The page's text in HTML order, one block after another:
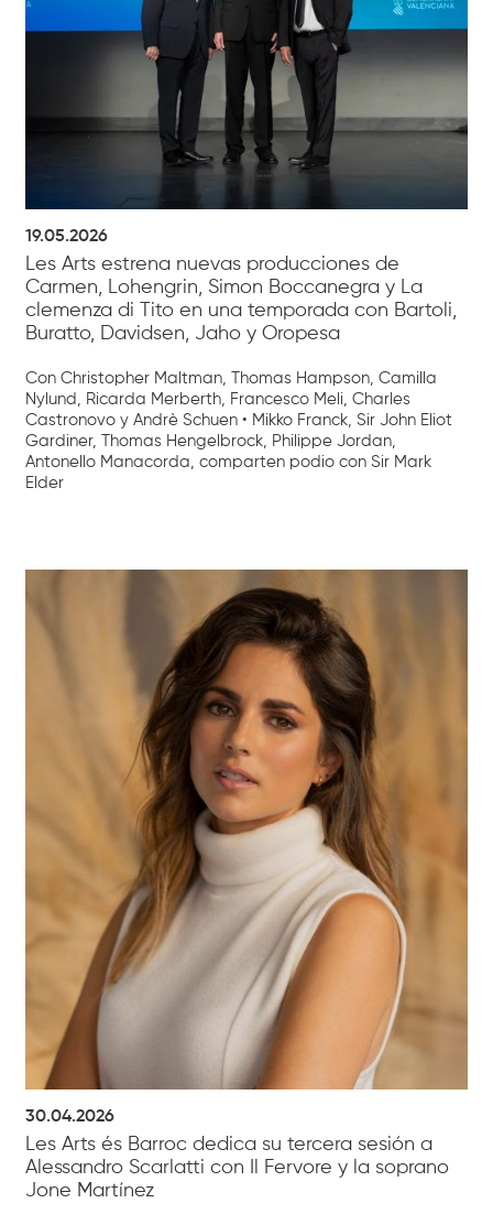
19.05.2026
Les Arts estrena nuevas producciones de
Carmen, Lohengrin, Simon Boccanegra y La
clemenza di Tito en una temporada con Bartoli,
Buratto, Davidsen, Jaho y Oropesa
Con Christopher Maltman, Thomas Hampson, Camilla
Nylund, Ricarda Merberth, Francesco Meli, Charles
Castronovo y Andrè Schuen • Mikko Franck, Sir John Eliot
Gardiner, Thomas Hengelbrock, Philippe Jordan,
Antonello Manacorda, comparten podio con Sir Mark
Elder
30.04.2026
Les Arts és Barroc dedica su tercera sesión a
Alessandro Scarlatti con Il Fervore y la soprano
Jone Martínez